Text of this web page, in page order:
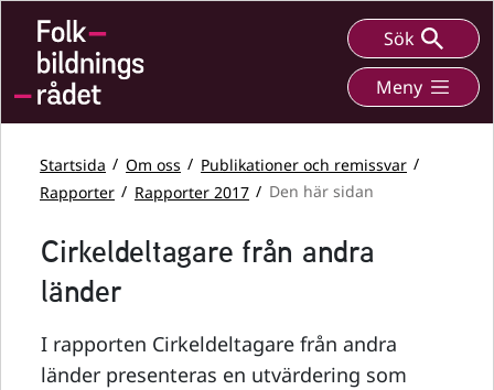
Sök
Meny
Startsida Om oss
Publikationer och remissvar
Rapporter
Rapporter 2017 Den här sidan
Cirkeldeltagare från andra
länder
I rapporten Cirkeldeltagare från andra
länder presenteras en utvärdering som